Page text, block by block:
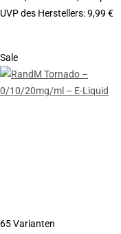
UVP des Herstellers:9,99 €
Sale
65 Varianten